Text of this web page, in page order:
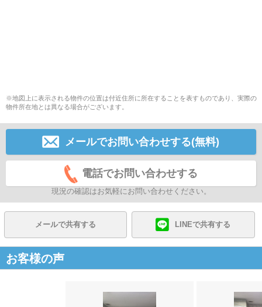
※地図上に表示される物件の位置は付近住所に所在することを表すものであり、実際の
物件所在地とは異なる場合がございます。
メールでお問い合わせする(無料)
電話でお問い合わせする
現況の確認はお気軽にお問い合わせください。
メールで共有する LINEで共有する
お客様の声